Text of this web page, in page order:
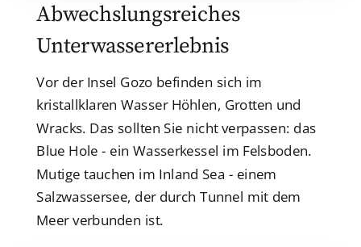
Abwechslungsreiches
Unterwassererlebnis
Vor der Insel Gozo befinden sich im
kristallklaren Wasser Höhlen, Grotten und
Wracks. Das sollten Sie nicht verpassen: das
Blue Hole - ein Wasserkessel im Felsboden.
Mutige tauchen im Inland Sea - einem
Salzwassersee, der durch Tunnel mit dem
Meer verbunden ist.